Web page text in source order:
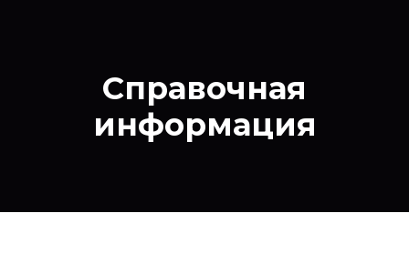
Справочная
информация